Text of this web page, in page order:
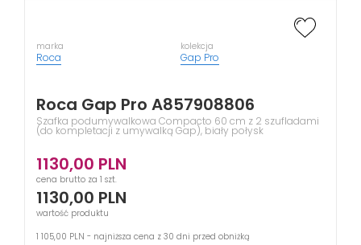
marka
Roca
kolekcja
Gap Pro
Roca Gap Pro A857908806
Szafka podumywalkowa Compacto 60 cm z 2 szufladami
(do kompletacji z umywalką Gap), biały połysk
1130,00 PLN
cena brutto za 1 szt.
1130,00 PLN
wartość produktu
1 105,00 PLN - najniższa cena z 30 dni przed obniżką